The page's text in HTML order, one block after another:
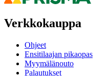
Verkkokauppa
Ohjeet
Ensitilaajan pikaopas
Myymälänouto
Palautukset